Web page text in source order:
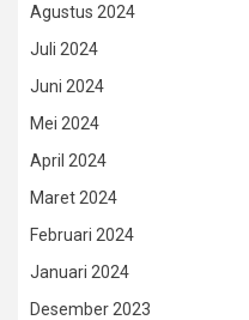
Agustus 2024
Juli 2024
Juni 2024
Mei 2024
April 2024
Maret 2024
Februari 2024
Januari 2024
Desember 2023